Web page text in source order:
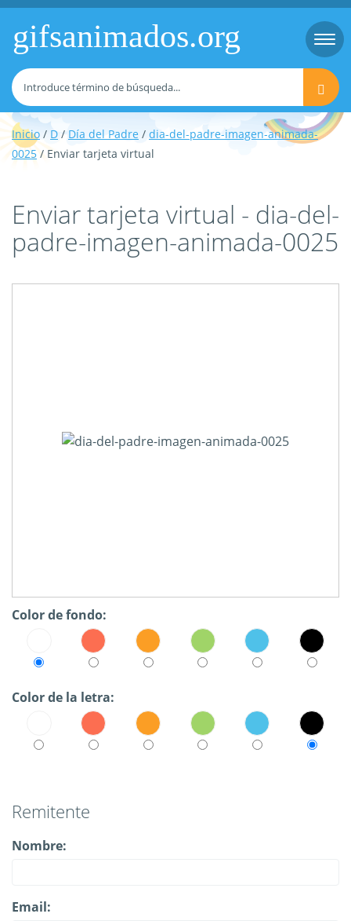
gifsanimados.org
Inicio / D /Día del Padre / dia-del-padre-imagen-animada-
0025 / Enviar tarjeta virtual
Enviar tarjeta virtual - dia-del-
padre-imagen-animada-0025
Color de fondo:
Color de la letra:
Remitente
Nombre:
Email: